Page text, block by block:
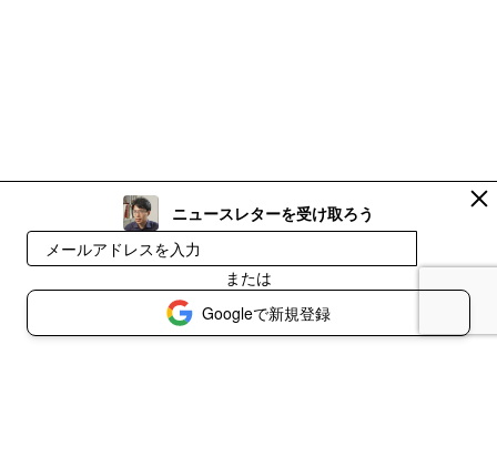
ニュースレターを受け取ろう
または
Googleで新規登録